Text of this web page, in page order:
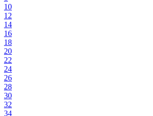
10
12
14
16
18
20
22
24
26
28
30
32
34